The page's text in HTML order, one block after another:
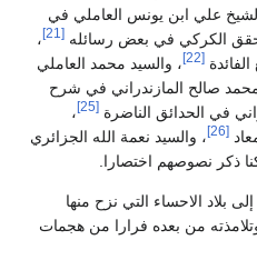
علي ابن يونس العاملي في
الكركي في بعض رسائله [21]
،
[22]
، والسيد محمد العاملي
صالح المازندراني في شرح
في الحدائق الناضرة [25]
،
[26]
، والسيد نعمة الله الجزائري
ذكر نصوصهم اختصارا.
بلاد الاحساء التي نزح منها
من بعده فرارا من هجمات